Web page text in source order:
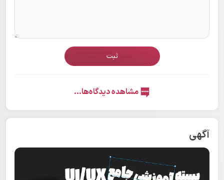
ثبت
مشاهده دیدگاه‌ها...
آگهی